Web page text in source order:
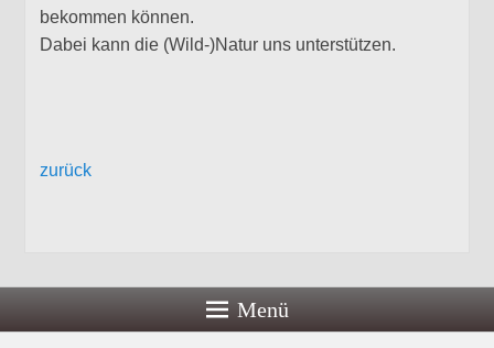
bekommen können.
Dabei kann die (Wild-)Natur uns unterstützen.
zurück
Menü